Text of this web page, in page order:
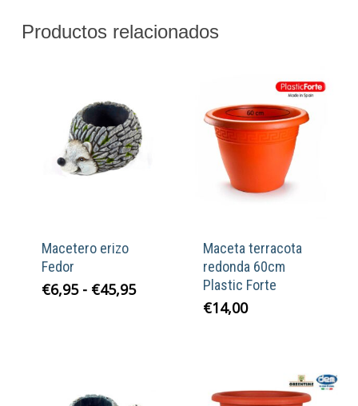
Productos relacionados
Macetero erizo
Fedor
€6,95 - €45,95Rango
Maceta terracota
redonda 60cm
Plastic Forte
€14,00